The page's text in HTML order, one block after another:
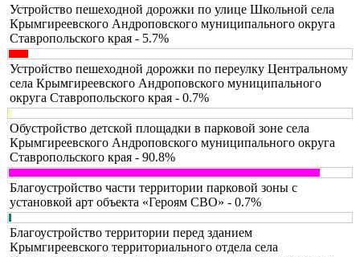
Устройство пешеходной дорожки по улице Школьной села
Крымгиреевского Андроповского муниципального округа
Ставропольского края - 5.7%
Устройство пешеходной дорожки по переулку Центральному
села Крымгиреевского Андроповского муниципального
округа Ставропольского края - 0.7%
Обустройство детской площадки в парковой зоне села
Крымгиреевского Андроповского муниципального округа
Ставропольского края - 90.8%
Благоустройство части территории парковой зоны с
установкой арт объекта «Героям СВО» - 0.7%
Благоустройство территории перед зданием
Крымгиреевского территориального отдела села